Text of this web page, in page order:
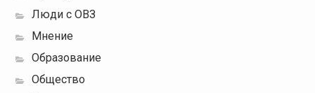
Люди с ОВЗ
Мнение
Образование
Общество